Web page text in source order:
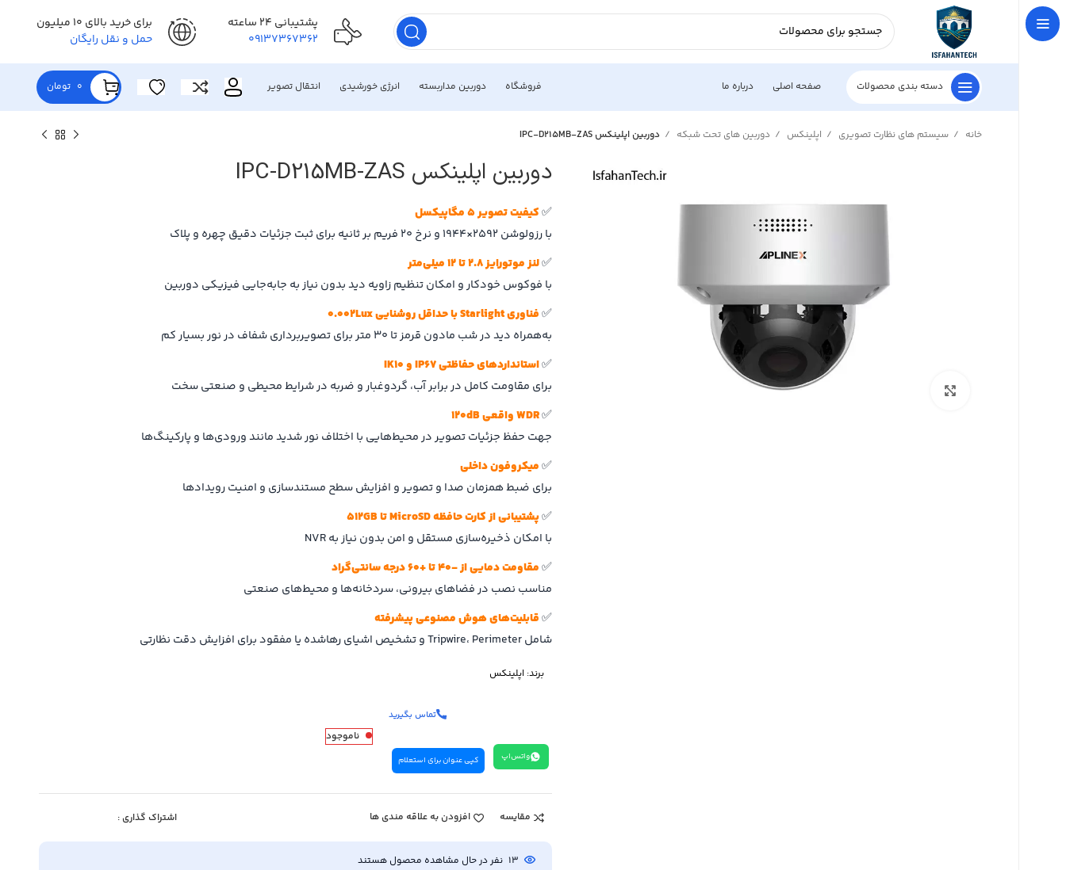
پشتیبانی 24 ساعته
09137367362
برای خرید بالای 10 میلیون
حمل و نقل رایگان
دسته بندی محصولات صفحه اصلی درباره ما فروشگاه دوربین مداربسته انرژی خورشیدی انتقال تصویر 0 تومان
خانه سیستم های نظارت تصویری اپلینکس دوربین های تحت شبکه دوربین اپلینکس IPC-D215MB-ZAS
دوربین اپلینکس IPC-D215MB-ZAS
✅کیفیت تصویر 5 مگاپیکسل
با رزولوشن 2592×1944 و نرخ 20 فریم بر ثانیه برای ثبت جزئیات دقیق چهره و پلاک
✅لنز موتورایز 2.8 تا 12 میلی‌متر
با فوکوس خودکار و امکان تنظیم زاویه دید بدون نیاز به جابه‌جایی فیزیکی دوربین
✅فناوری Starlight با حداقل روشنایی 0.002Lux
به‌همراه دید در شب مادون قرمز تا 30 متر برای تصویربرداری شفاف در نور بسیار کم
✅استانداردهای حفاظتی IP67 و IK10
برای مقاومت کامل در برابر آب، گردوغبار و ضربه در شرایط محیطی و صنعتی سخت
✅WDR واقعی 120dB
جهت حفظ جزئیات تصویر در محیط‌هایی با اختلاف نور شدید مانند ورودی‌ها و پارکینگ‌ها
✅میکروفون داخلی
برای ضبط همزمان صدا و تصویر و افزایش سطح مستندسازی و امنیت رویدادها
✅پشتیبانی از کارت حافظه MicroSD تا 512GB
با امکان ذخیره‌سازی مستقل و امن بدون نیاز به NVR
✅مقاومت دمایی از -40 تا +60 درجه سانتی‌گراد
مناسب نصب در فضاهای بیرونی، سردخانه‌ها و محیط‌های صنعتی
✅قابلیت‌های هوش مصنوعی پیشرفته
شامل Tripwire، Perimeter و تشخیص اشیای رهاشده یا مفقود برای افزایش دقت نظارتی
برند: اپلینکس
تماس بگیرید
واتس‌اپ کپی عنوان برای استعلام
ناموجود
مقایسه افزودن به علاقه مندی ها اشتراک گذاری :
13 نفر در حال مشاهده محصول هستند